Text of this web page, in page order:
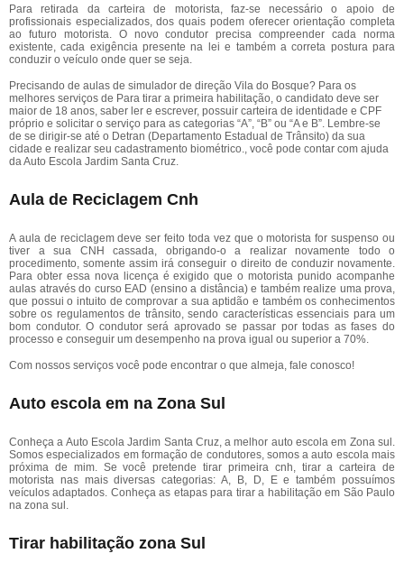
Para retirada da carteira de motorista, faz-se necessário o apoio de
profissionais especializados, dos quais podem oferecer orientação completa
ao futuro motorista. O novo condutor precisa compreender cada norma
existente, cada exigência presente na lei e também a correta postura para
conduzir o veículo onde quer se seja.
Precisando de aulas de simulador de direção Vila do Bosque? Para os
melhores serviços de Para tirar a primeira habilitação, o candidato deve ser
maior de 18 anos, saber ler e escrever, possuir carteira de identidade e CPF
próprio e solicitar o serviço para as categorias “A”, “B” ou “A e B”. Lembre-se
de se dirigir-se até o Detran (Departamento Estadual de Trânsito) da sua
cidade e realizar seu cadastramento biométrico., você pode contar com ajuda
da Auto Escola Jardim Santa Cruz.
Aula de Reciclagem Cnh
A aula de reciclagem deve ser feito toda vez que o motorista for suspenso ou
tiver a sua CNH cassada, obrigando-o a realizar novamente todo o
procedimento, somente assim irá conseguir o direito de conduzir novamente.
Para obter essa nova licença é exigido que o motorista punido acompanhe
aulas através do curso EAD (ensino a distância) e também realize uma prova,
que possui o intuito de comprovar a sua aptidão e também os conhecimentos
sobre os regulamentos de trânsito, sendo características essenciais para um
bom condutor. O condutor será aprovado se passar por todas as fases do
processo e conseguir um desempenho na prova igual ou superior a 70%.
Com nossos serviços você pode encontrar o que almeja, fale conosco!
Auto escola em na Zona Sul
Conheça a Auto Escola Jardim Santa Cruz, a melhor auto escola em Zona sul.
Somos especializados em formação de condutores, somos a auto escola mais
próxima de mim. Se você pretende tirar primeira cnh, tirar a carteira de
motorista nas mais diversas categorias: A, B, D, E e também possuímos
veículos adaptados. Conheça as etapas para tirar a habilitação em São Paulo
na zona sul.
Tirar habilitação zona Sul